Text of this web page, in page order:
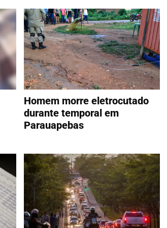
Homem morre eletrocutado
durante temporal em
Parauapebas